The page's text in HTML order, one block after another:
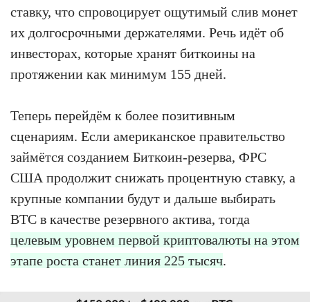
ставку, что спровоцирует ощутимый слив монет
их долгосрочными держателями. Речь идёт об
инвесторах, которые хранят биткоины на
протяжении как минимум 155 дней.
Теперь перейдём к более позитивным
сценариям. Если американское правительство
займётся созданием Биткоин-резерва, ФРС
США продолжит снижать процентную ставку, а
крупные компании будут и дальше выбирать
BTC в качестве резервного актива, тогда
целевым уровнем первой криптовалюты на этом
этапе роста станет линия 225 тысяч.